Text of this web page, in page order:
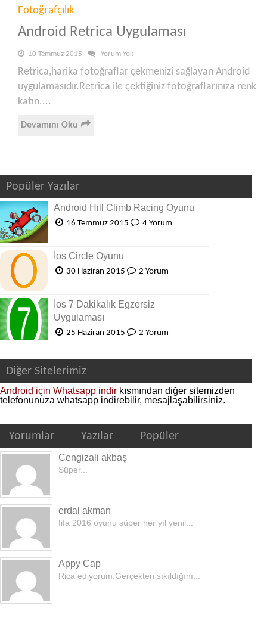
Fotoğrafçılık
Android Retrica Uygulaması
10 Temmuz 2015 Yorum Yok
Retrica,harika fotoğraflar çekmenizi sağlayan Android
uygulamasıdır.Retrica ile çektiğiniz fotoğraflarınıza renk
katın....
Devamını Oku
Popüler Yazılar
Android Hill Climb Racing Oyunu
16 Temmuz 2015 4 Yorum
İos Circle Oyunu
30 Haziran 2015 2 Yorum
İos 7 Dakikalık Egzersiz
Uygulaması
25 Haziran 2015 2 Yorum
Diğer Sitelerimiz
Android için Whatsapp indir kısmından diğer sitemizden
telefonunuza whatsapp indirebilir, mesajlaşabilirsiniz.
Yorumlar Yazılar Popüler
Cengizali akbaş
Süper...
erdal akman
fifa 2016 oyunu süper her yıl yenil...
Appy Cap
Rica ediyorum.Gerçekten sıkıldığını...